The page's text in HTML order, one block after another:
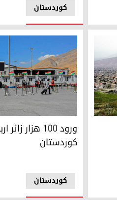
کوردستان
سوران ورود ۱۰۰ هزار زائر اربعین به اقلیم کوردستان
کوردستان
ورود ۱۰۰ هزار
کوردستان